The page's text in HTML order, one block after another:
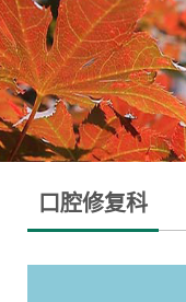
口腔修复科